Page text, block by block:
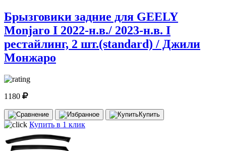
Брызговики задние для GEELY
Monjaro I 2022-н.в./ 2023-н.в. I
рестайлинг, 2 шт.(standard) / Джили
Монжаро
1180
Купить
Купить в 1 клик